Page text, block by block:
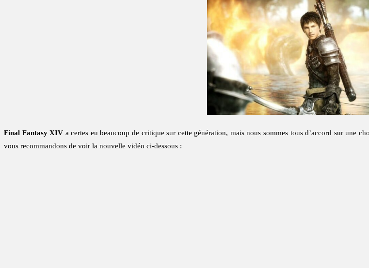
Final Fantasy XIV a certes eu beaucoup de critique sur cette génération, mais nous sommes tous d’accord sur une
vous recommandons de voir la nouvelle vidéo ci-dessous :